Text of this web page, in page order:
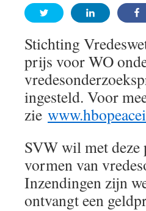
Stichting
prijs voor WO
ingesteld. Voor
zie
SVW wil met deze
vormen van
Inzendingen zijn
ontvangt een